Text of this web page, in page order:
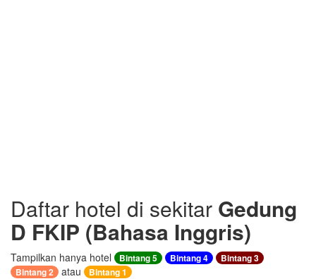
Daftar hotel di sekitar Gedung
D FKIP (Bahasa Inggris)
Tampilkan hanya hotel Bintang 5 Bintang 4
Bintang 3
Bintang 2
atau Bintang 1